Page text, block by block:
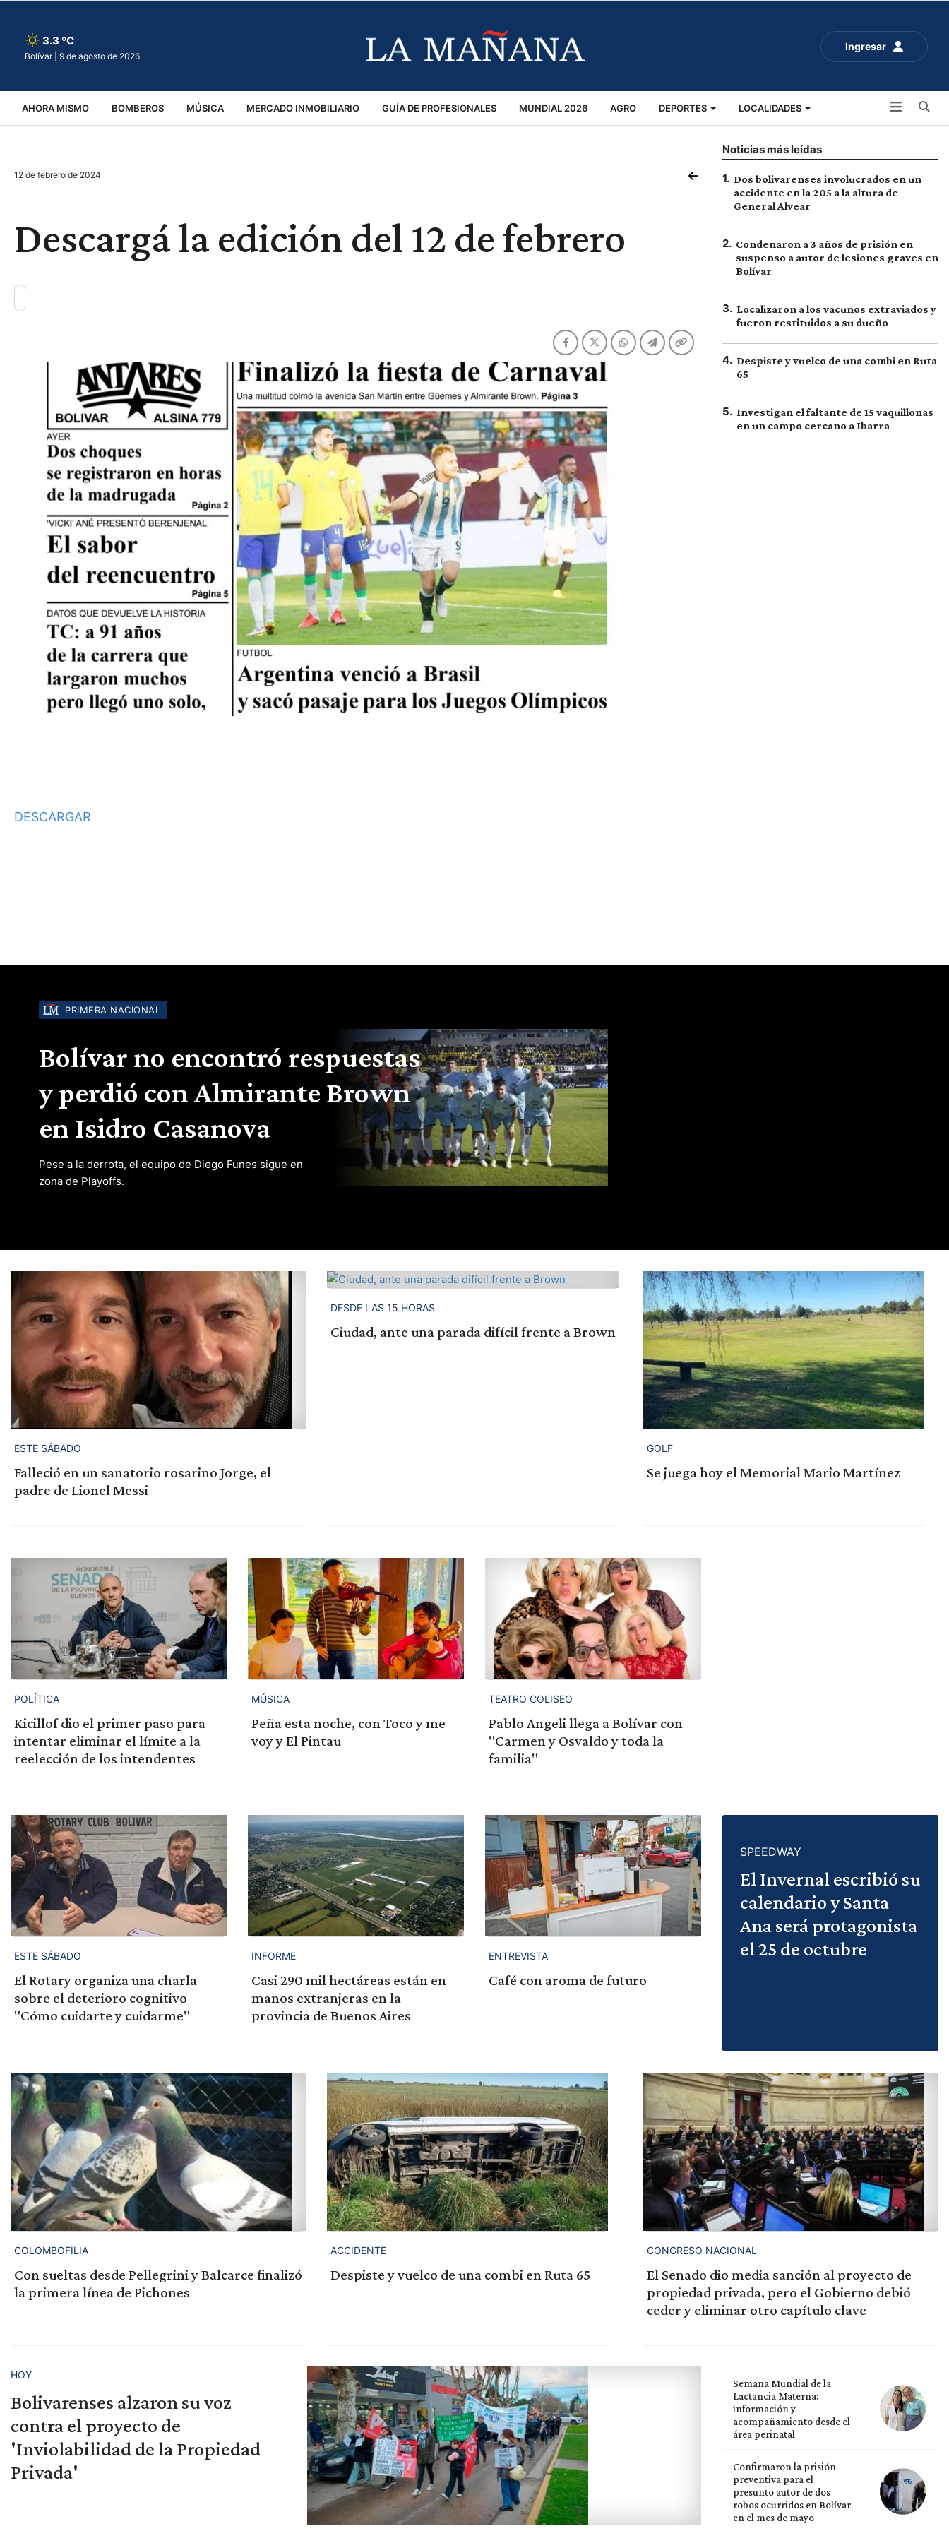
Ingresar
3.3 ºC
Bolívar | 9 de agosto de 2026
AHORA MISMO BOMBEROS MÚSICA MERCADO INMOBILIARIO GUÍA DE PROFESIONALES MUNDIAL 2026 AGRO DEPORTES LOCALIDADES
VIRALES ACCIDENTES
12 de febrero de 2024
Descargá la edición del 12 de febrero
DESCARGAR
Noticias más leídas
1. Dos bolivarenses involucrados en un
accidente en la 205 a la altura de
General Alvear
2. Condenaron a 3 años de prisión en
suspenso a autor de lesiones graves en
Bolívar
3. Localizaron a los vacunos extraviados y
fueron restituidos a su dueño
4. Despiste y vuelco de una combi en Ruta
65
5. Investigan el faltante de 15 vaquillonas
en un campo cercano a Ibarra
PRIMERA NACIONAL
Bolívar no encontró respuestas
y perdió con Almirante Brown
en Isidro Casanova
Pese a la derrota, el equipo de Diego Funes sigue en
zona de Playoffs.
ESTE SÁBADO
Falleció en un sanatorio rosarino Jorge, el
padre de Lionel Messi
DESDE LAS 15 HORAS
Ciudad, ante una parada difícil frente a Brown
GOLF
Se juega hoy el Memorial Mario Martínez
POLÍTICA
Kicillof dio el primer paso para
intentar eliminar el límite a la
reelección de los intendentes
MÚSICA
Peña esta noche, con Toco y me
voy y El Pintau
TEATRO COLISEO
Pablo Angeli llega a Bolívar con
"Carmen y Osvaldo y toda la
familia"
ESTE SÁBADO
El Rotary organiza una charla
sobre el deterioro cognitivo
"Cómo cuidarte y cuidarme"
INFORME
Casi 290 mil hectáreas están en
manos extranjeras en la
provincia de Buenos Aires
ENTREVISTA
Café con aroma de futuro
SPEEDWAY
El Invernal escribió su
calendario y Santa
Ana será protagonista
el 25 de octubre
COLOMBOFILIA
Con sueltas desde Pellegrini y Balcarce finalizó
la primera línea de Pichones
ACCIDENTE
Despiste y vuelco de una combi en Ruta 65
CONGRESO NACIONAL
El Senado dio media sanción al proyecto de
propiedad privada, pero el Gobierno debió
ceder y eliminar otro capítulo clave
HOY
Bolivarenses alzaron su voz
contra el proyecto de
'Inviolabilidad de la Propiedad
Privada'
Semana Mundial de la
Lactancia Materna:
información y
acompañamiento desde el
área perinatal
Confirmaron la prisión
preventiva para el
presunto autor de dos
robos ocurridos en Bolívar
en el mes de mayo